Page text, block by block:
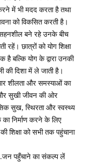
में भी मदद करता है तथा
को विकसित करती है।
बने रहे उनके बीच
रहें। छात्रों को योग शिक्षा
बल्कि योग के द्वारा उनकी
दिशा में ले जाती है।
शीलता और समस्याओं का
सुखी जीवन की ओर
सुख, स्थिरता और स्वस्थ्य
का निर्माण करने के लिए
शिक्षा को सभी तक पहुंचाना
पहुँचाने का संकल्प लें